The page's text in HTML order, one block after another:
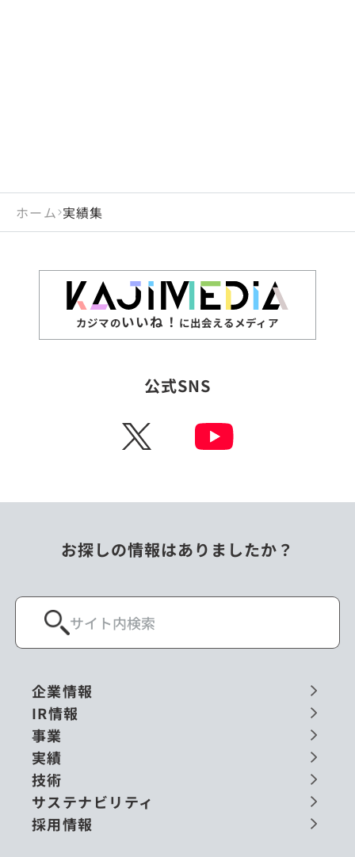
ホーム 実績集
カジマのいいね！ に出会えるメディア
公式SNS
X
お探しの情報はありましたか？
企業情報
IR情報
事業
実績
技術
サステナビリティ
採用情報